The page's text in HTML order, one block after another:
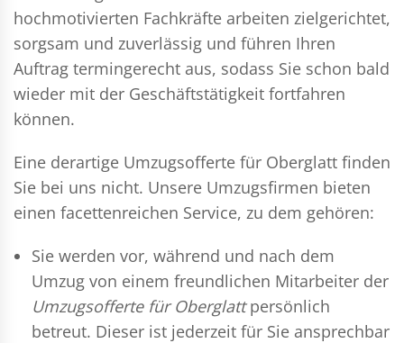
hochmotivierten Fachkräfte arbeiten zielgerichtet,
sorgsam und zuverlässig und führen Ihren
Auftrag termingerecht aus, sodass Sie schon bald
wieder mit der Geschäftstätigkeit fortfahren
können.
Eine derartige Umzugsofferte für Oberglatt finden
Sie bei uns nicht. Unsere Umzugsfirmen bieten
einen facettenreichen Service, zu dem gehören:
Sie werden vor, während und nach dem
Umzug von einem freundlichen Mitarbeiter der
Umzugsofferte für Oberglattpersönlich
betreut. Dieser ist jederzeit für Sie ansprechbar